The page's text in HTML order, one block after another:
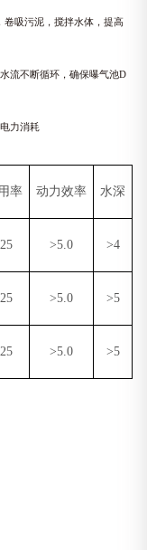
卷吸污泥，搅拌水体，提高
流不断循环，确保曝气池D
力消耗
率 动力效率 水深
>5.0 >4
>5.0 >5
>5.0 >5